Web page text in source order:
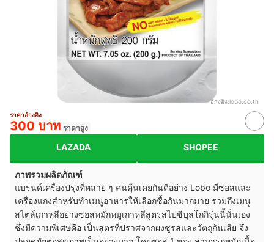
อ้างอิง:lobo.co.th
ราคาอ้างอิง
300 บาท ราคาสูง
LAZADA SHOPEE
ภาพรวมผลิตภัณฑ์
แบรนด์เครื่องปรุงที่หลาย ๆ คนคุ้นเคยกันดีอย่าง Lobo มีซอสและ
เครื่องแกงสำหรับทำเมนูอาหารให้เลือกซื้อกันมากมาย รวมถึงเมนู
สไตล์เกาหลีอย่างซอสหมักหมูเกาหลีสูตรสไปซีบุลโกกิรุ่นนี้นั่นเอง
ซึ่งมีความพิเศษคือ เป็นสูตรที่ปราศจากผงชูรสและวัตถุกันเสีย จึง